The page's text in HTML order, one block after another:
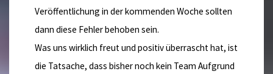
Veröffentlichung in der kommenden Woche sollten
dann diese Fehler behoben sein.
Was uns wirklich freut und positiv überrascht hat, ist
die Tatsache, dass bisher noch kein Team Aufgrund